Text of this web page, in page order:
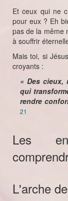
Et ceux qui ne
pour eux ? Eh
pas de la même
à souffrir
Mais toi, si
croyants :
« Des cieux,
qui
rendre
21
Les
L'arche